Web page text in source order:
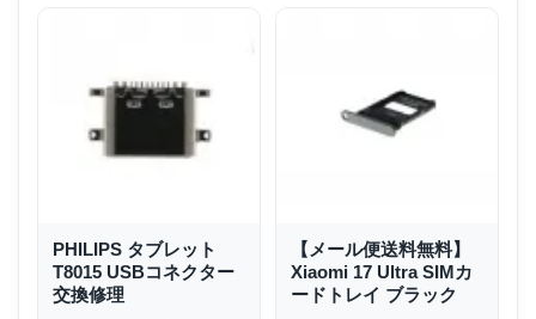
PHILIPS タブレット
T8015 USBコネクター
交換修理
【メール便送料無料】
Xiaomi 17 Ultra SIMカ
ードトレイ ブラック